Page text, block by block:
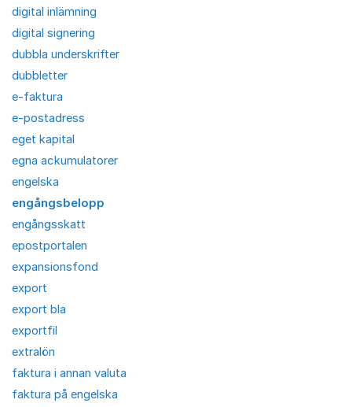
digital inlämning
digital signering
dubbla underskrifter
dubbletter
e-faktura
e-postadress
eget kapital
egna ackumulatorer
engelska
engångsbelopp
engångsskatt
epostportalen
expansionsfond
export
export bla
exportfil
extralön
faktura i annan valuta
faktura på engelska